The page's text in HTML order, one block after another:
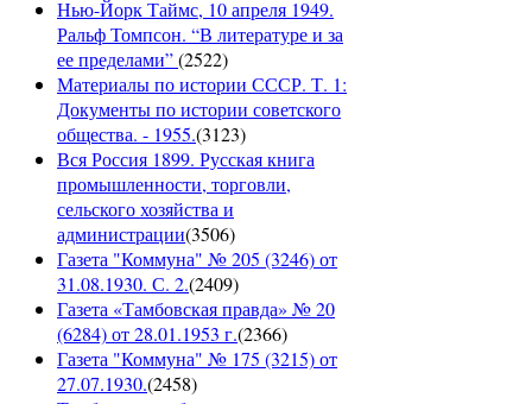
Нью-Йорк Таймс, 10 апреля 1949.
Ральф Томпсон. “В литературе и за
ее пределами”(2522)
Материалы по истории СССР. Т. 1:
Документы по истории советского
общества. - 1955.(3123)
Вся Россия 1899. Русская книга
промышленности, торговли,
сельского хозяйства и
администрации(3506)
Газета "Коммуна" № 205 (3246) от
31.08.1930. С. 2.(2409)
Газета «Тамбовская правда» № 20
(6284) от 28.01.1953 г.(2366)
Газета "Коммуна" № 175 (3215) от
27.07.1930.(2458)